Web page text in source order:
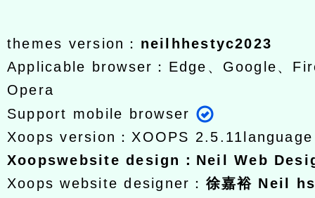
themes version： neilhhestyc2023
Applicable browser：Edge、Google、
Opera
Support mobile browser
Xoops version： XOOPS 2.5.11
Xoopswebsite design ： Neil Web
Xoops website designer： 徐嘉裕 Neil